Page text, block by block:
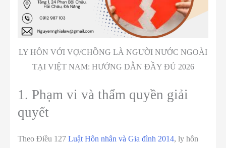
LY HÔN VỚI VỢ/CHỒNG LÀ NGƯỜI NƯỚC NGOÀI
TẠI VIỆT NAM: HƯỚNG DẪN ĐẦY ĐỦ 2026
1. Phạm vi và thẩm quyền giải
quyết
Theo Điều 127 Luật Hôn nhân và Gia đình 2014, ly hôn